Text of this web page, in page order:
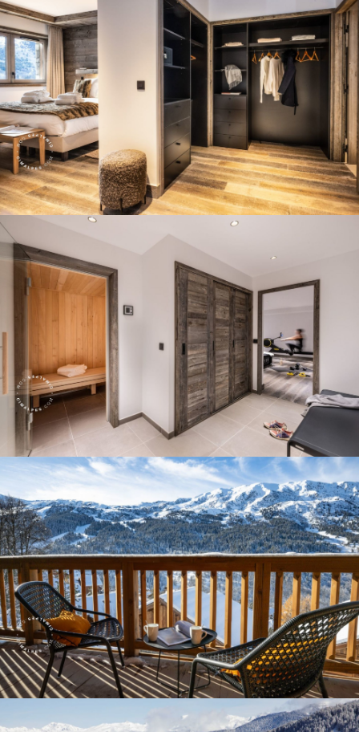
Panorama 2026
Etude annuelle de l'immobilier de montagne par Cimalpes
En savoir plus
Où trouver les plus beaux spots de ski hors-piste dans les Alpes
françaises ?
Vous attendez les chutes de neige comme d'autres guettent le lever
du soleil ? Vous snobez les pistes damées pour leur préférer les
grands espaces vierges de traces ? Vous faites sans doute partie de
ces adeptes du ski hors-piste. Découvrez notre sélection de secteurs
mythiques où la poudreuse se mérite - et se savoure.